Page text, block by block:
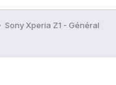
Sony Xperia Z1 - Général